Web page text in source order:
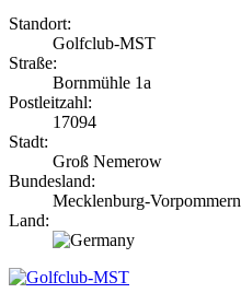
Standort:
Golfclub-MST
Straße:
Bornmühle 1a
Postleitzahl:
17094
Stadt:
Groß Nemerow
Bundesland:
Mecklenburg-Vorpommern
Land: